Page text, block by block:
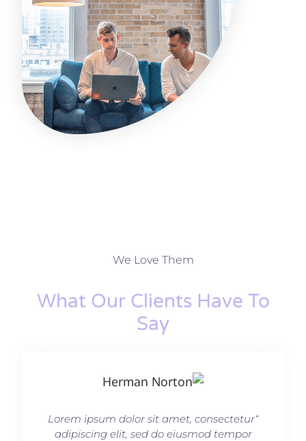
We Love Them
What Our Clients Have To
Say​
“Lorem ipsum dolor sit amet, consectetur
adipiscing elit, sed do eiusmod tempor